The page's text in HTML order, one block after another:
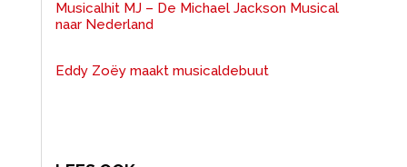
Musicalhit MJ – De Michael Jackson Musical
naar Nederland
Eddy Zoëy maakt musicaldebuut